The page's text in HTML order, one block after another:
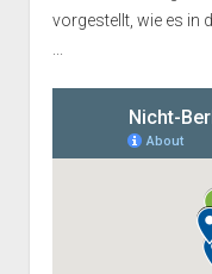
vorgestellt, wie es in